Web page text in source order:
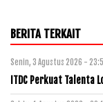
BERITA TERKAIT
Senin, 3 Agustus 2026 -
ITDC Perkuat Talenta